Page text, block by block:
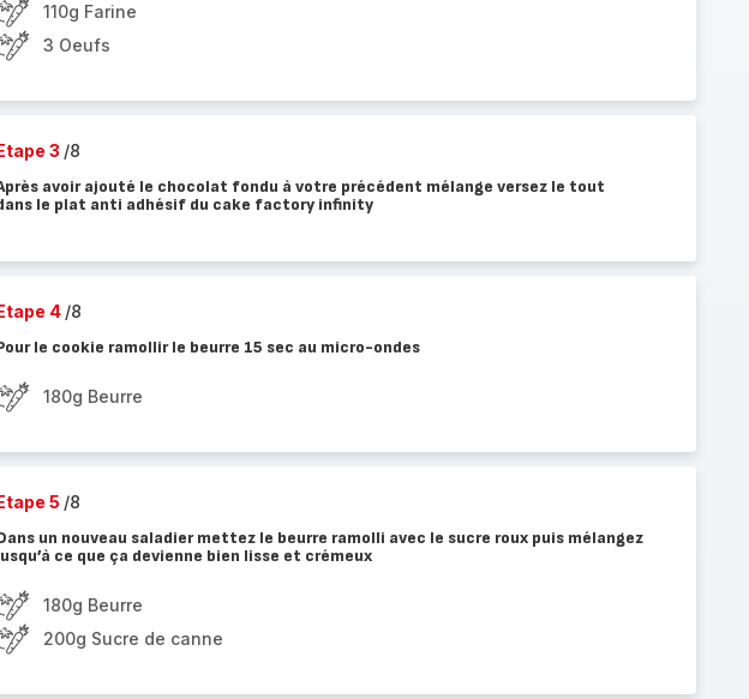
110g Farine
3 Oeufs
3 /8
avoir ajouté le chocolat fondu à votre précédent mélange versez le tout
le plat anti adhésif du cake factory infinity
4 /8
le cookie ramollir le beurre 15 sec au micro-ondes
180g Beurre
5 /8
un nouveau saladier mettez le beurre ramolli avec le sucre roux puis mélangez
ce que ça devienne bien lisse et crémeux
180g Beurre
200g Sucre de canne